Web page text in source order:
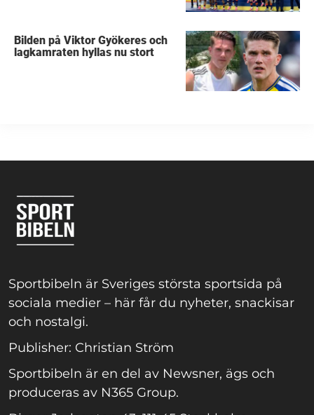
Bilden på Viktor Gyökeres och
lagkamraten hyllas nu stort
Sportbibeln är Sveriges största sportsida på
sociala medier – här får du nyheter, snackisar
och nostalgi.
Publisher: Christian Ström
Sportbibeln är en del av Newsner, ägs och
produceras av N365 Group.